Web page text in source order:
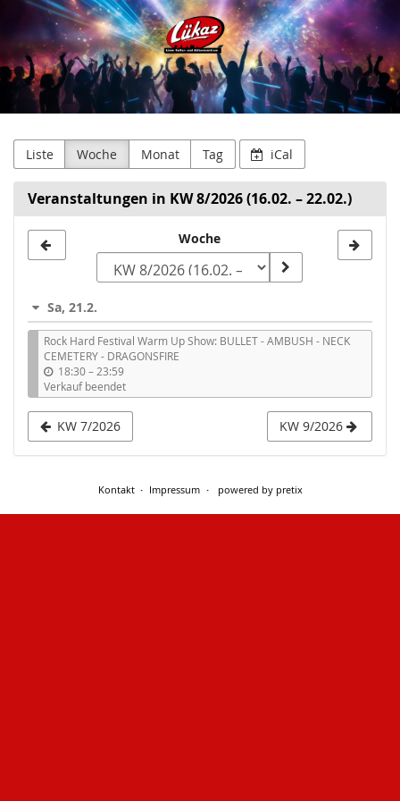
Haupt-
Inhalt
springen
Lükaz
-
Lüner
Kultur-
und
Aktionszentrum
Liste Woche Monat Tag iCal
Veranstaltungen in KW 8/2026 (16.02. – 22.02.)
zur
auswählen
Woche
Sa, 21.2.
Rock Hard Festival Warm Up Show: BULLET - AMBUSH - NECK
CEMETERY - DRAGONSFIRE
18:30–b
i
s
23:59
Verkauf beendet
KW 7/2026 KW 9/2026
Kontakt Impressum powered by pretix